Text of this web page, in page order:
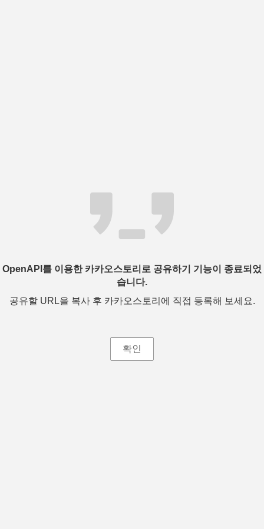
OpenAPI를 이용한 카카오스토리로 공유하기 기능이 종료되었
습니다.
공유할 URL을 복사 후 카카오스토리에 직접 등록해 보세요.
확인